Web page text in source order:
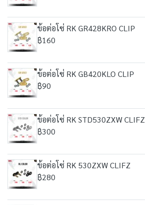
ข้อต่อโซ่ RK GR428KRO CLIP
฿160
ข้อต่อโซ่ RK GB420KLO CLIP
฿90
ข้อต่อโซ่ RK STD530ZXW CLIFZ
฿300
ข้อต่อโซ่ RK 530ZXW CLIFZ
฿280